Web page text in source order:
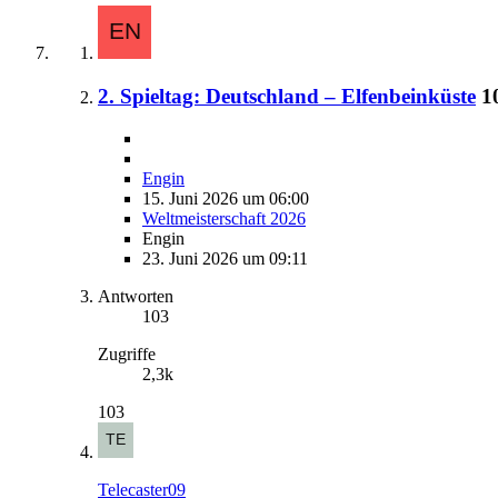
2. Spieltag: Deutschland – Elfenbeinküste
Engin
15. Juni 2026 um 06:00
Weltmeisterschaft 2026
Engin
23. Juni 2026 um 09:11
Antworten
103
Zugriffe
2,3k
103
Telecaster09